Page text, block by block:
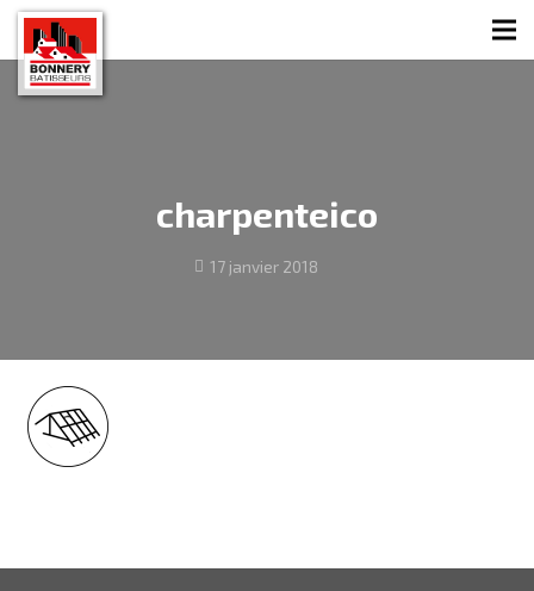
charpenteico
17 janvier 2018